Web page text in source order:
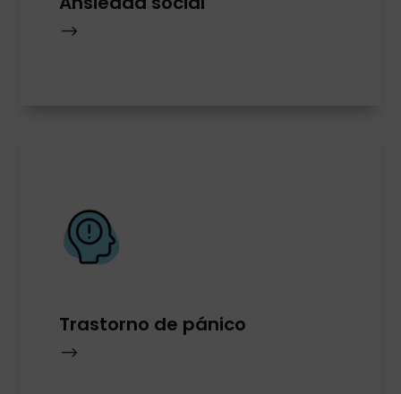
$
Trastorno de pánico
$